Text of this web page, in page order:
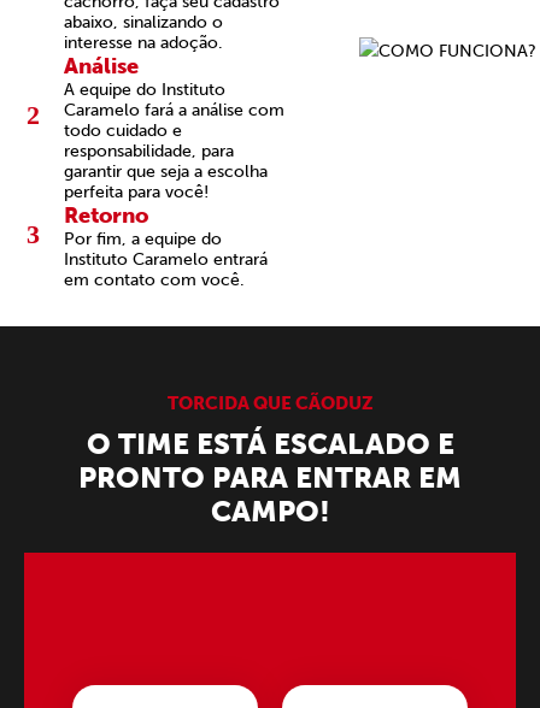
abaixo, sinalizando o
interesse na adoção.
2
Análise
A equipe do Instituto
Caramelo fará a análise com
todo cuidado e
responsabilidade, para
garantir que seja a escolha
perfeita para você!
3
Retorno
Por fim, a equipe do
Instituto Caramelo entrará
em contato com você.
TORCIDA QUE CÃODUZ
O TIME ESTÁ ESCALADO E
PRONTO PARA ENTRAR EM
CAMPO!